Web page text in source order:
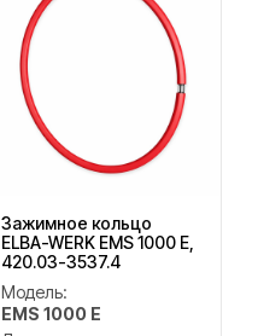
Зажимное кольцо
ELBA-WERK EMS 1000 E,
420.03-3537.4
Модель:
EMS 1000 E